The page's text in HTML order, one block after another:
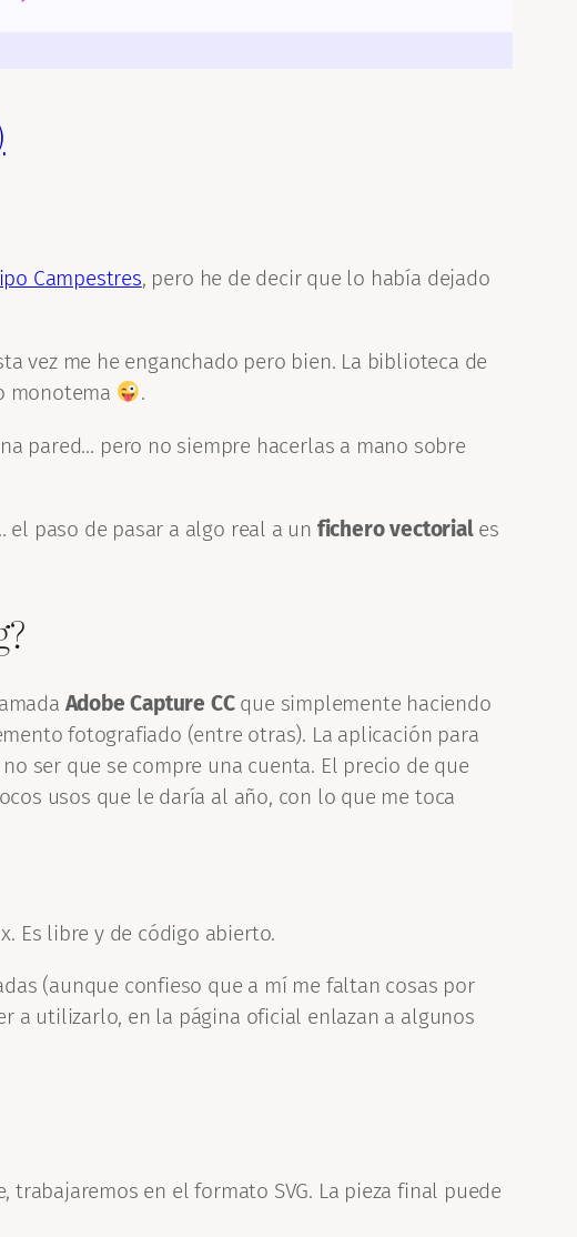
Campestres, pero he de decir que lo había dejado
vez me he enganchado pero bien. La biblioteca de
monotema
.
pared… pero no siempre hacerlas a mano sobre
paso de pasar a algo real a un fichero vectoriales
Adobe Capture CCque simplemente haciendo
fotografiado (entre otras). La aplicación para
ser que se compre una cuenta. El precio de que
usos que le daría al año, con lo que me toca
Es libre y de código abierto.
(aunque confieso que a mí me faltan cosas por
a utilizarlo, en la página oficial enlazan a algunos
en el formato SVG. La pieza final puede